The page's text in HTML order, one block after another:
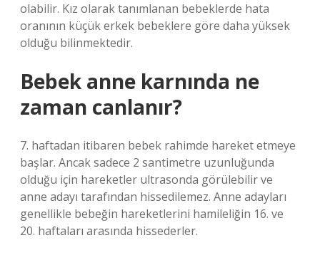
olabilir. Kız olarak tanımlanan bebeklerde hata
oranının küçük erkek bebeklere göre daha yüksek
olduğu bilinmektedir.
Bebek anne karnında ne
zaman canlanır?
7. haftadan itibaren bebek rahimde hareket etmeye
başlar. Ancak sadece 2 santimetre uzunluğunda
olduğu için hareketler ultrasonda görülebilir ve
anne adayı tarafından hissedilemez. Anne adayları
genellikle bebeğin hareketlerini hamileliğin 16. ve
20. haftaları arasında hissederler.